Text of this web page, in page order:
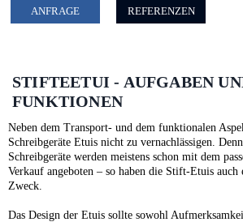
ANFRAGE REFERENZEN
STIFTEETUI - AUFGABEN
FUNKTIONEN
Neben dem Transport- und dem funktionalen
Schreibgeräte Etuis nicht zu vernachlässigen.
Schreibgeräte werden meistens schon mit dem
Verkauf angeboten – so haben die Stift-Etuis auch
Zweck.
Das Design der Etuis sollte sowohl